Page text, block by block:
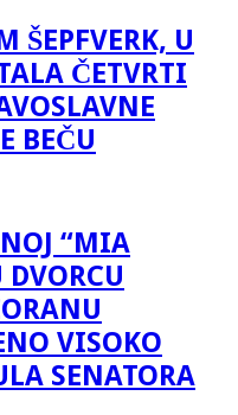
ŠEPFVERK, U
ČETVRTI
BEČU
“MIA
DVORCU
VISOKO
SENATORA